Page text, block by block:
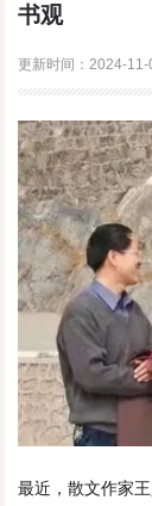
书观
更新时间： 2024-11-
最近，散文作家